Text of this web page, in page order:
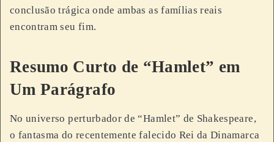
conclusão trágica onde ambas as famílias reais
encontram seu fim.
Resumo Curto de “Hamlet” em
Um Parágrafo
No universo perturbador de “Hamlet” de Shakespeare,
o fantasma do recentemente falecido Rei da Dinamarca